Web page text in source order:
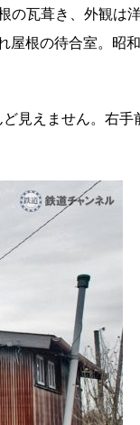
の瓦葺き、外観は
屋根の待合室。昭和
見えません。右手